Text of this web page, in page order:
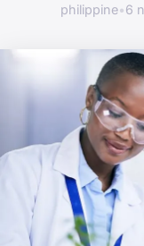
philippine•6